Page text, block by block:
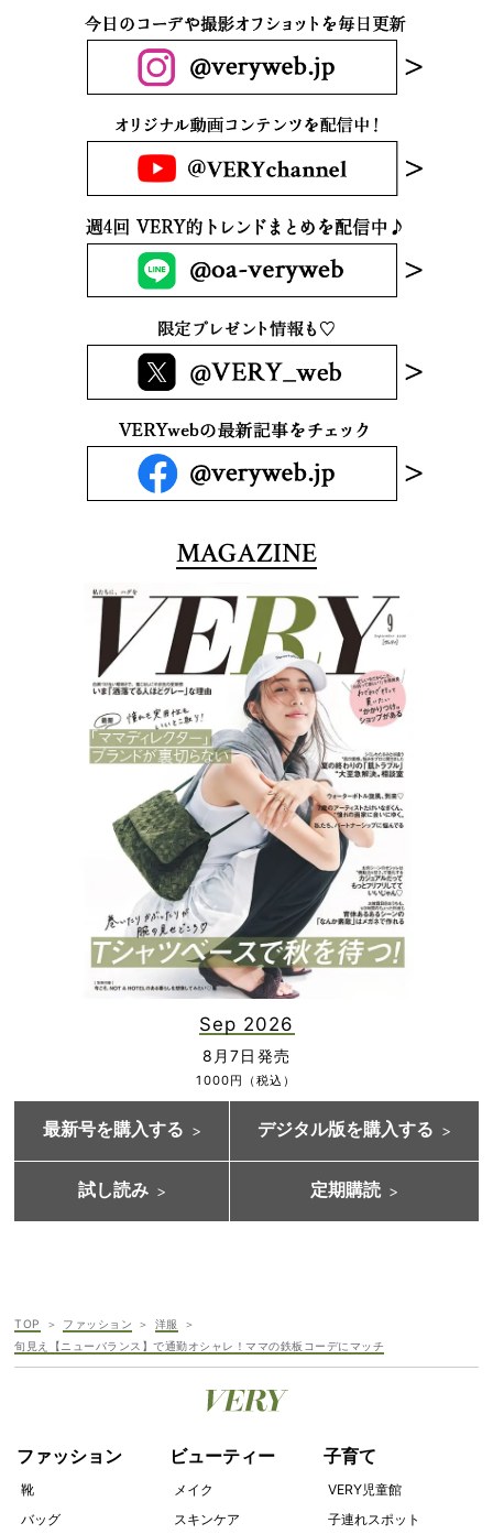
MAGAZINE
Sep 2026
8月7日発売
1000円（税込）
最新号を購入する デジタル版を購入する
試し読み 定期購読
TOP ファッション
洋服
旬見え【ニューバランス】で通勤オシャレ！ママの鉄板コーデにマッチ
ファッション
靴
バッグ
ビューティー
メイク
スキンケア
子育て
VERY児童館
子連れスポット